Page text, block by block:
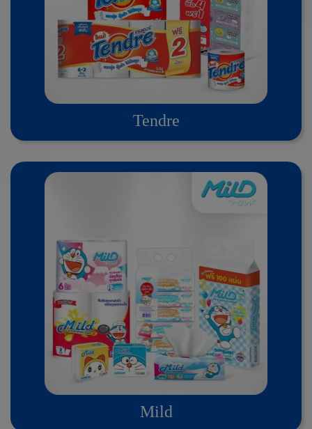
Tendre
Mild